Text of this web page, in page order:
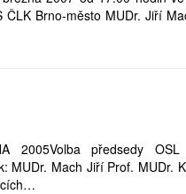
Brno-město MUDr. Jiří
2005Volba předsedy
MUDr. Mach Jiří Prof. MUDr.